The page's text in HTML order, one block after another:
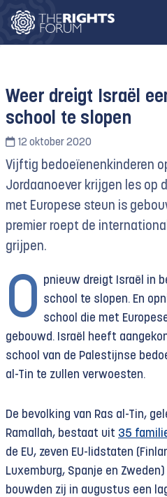
Weer dreigt Israël
school te slopen
12 oktober 2020
Vijftig bedoeïenenkinderen
Jordaanoever krijgen les op
met Europese steun is
premier roept de
grijpen.
O pnieuw dreigt Israël in
school te slopen. En
school die met
gebouwd. Israël heeft
school van de Palestijnse
al-Tin te zullen verwoesten.
De bevolking van Ras al-Tin,
Ramallah, bestaat uit 35
de EU, zeven EU-lidstaten
Luxemburg, Spanje en
bouwden zij in augustus een